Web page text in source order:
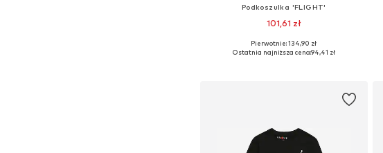
Podkoszulka 'FLIGHT'
101,61 zł
Pierwotnie: 134,90 zł
Ostatnia najniższa cena:94,41 zł